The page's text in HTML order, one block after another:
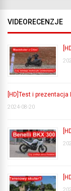
VIDEORECENZJE
[HD]Test i
2024-08-20